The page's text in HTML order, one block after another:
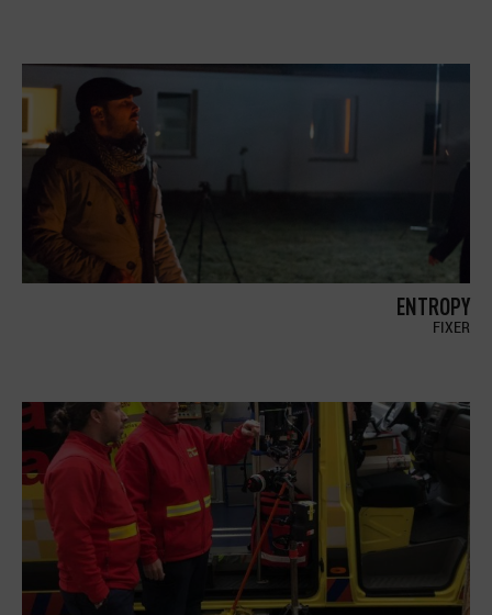
ENTROPY
FIXER